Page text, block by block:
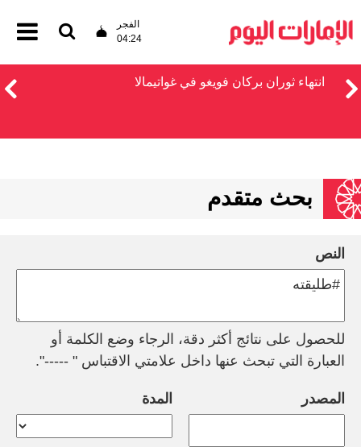
الفجر
04:24
انتهاء ثوران بركان فويغو في غواتيمالا
بحث متقدم
النص
للحصول على نتائج أكثر دقة، الرجاء وضع الكلمة أو
العبارة التي تبحث عنها داخل علامتي الاقتباس " -----".
المصدر المدة